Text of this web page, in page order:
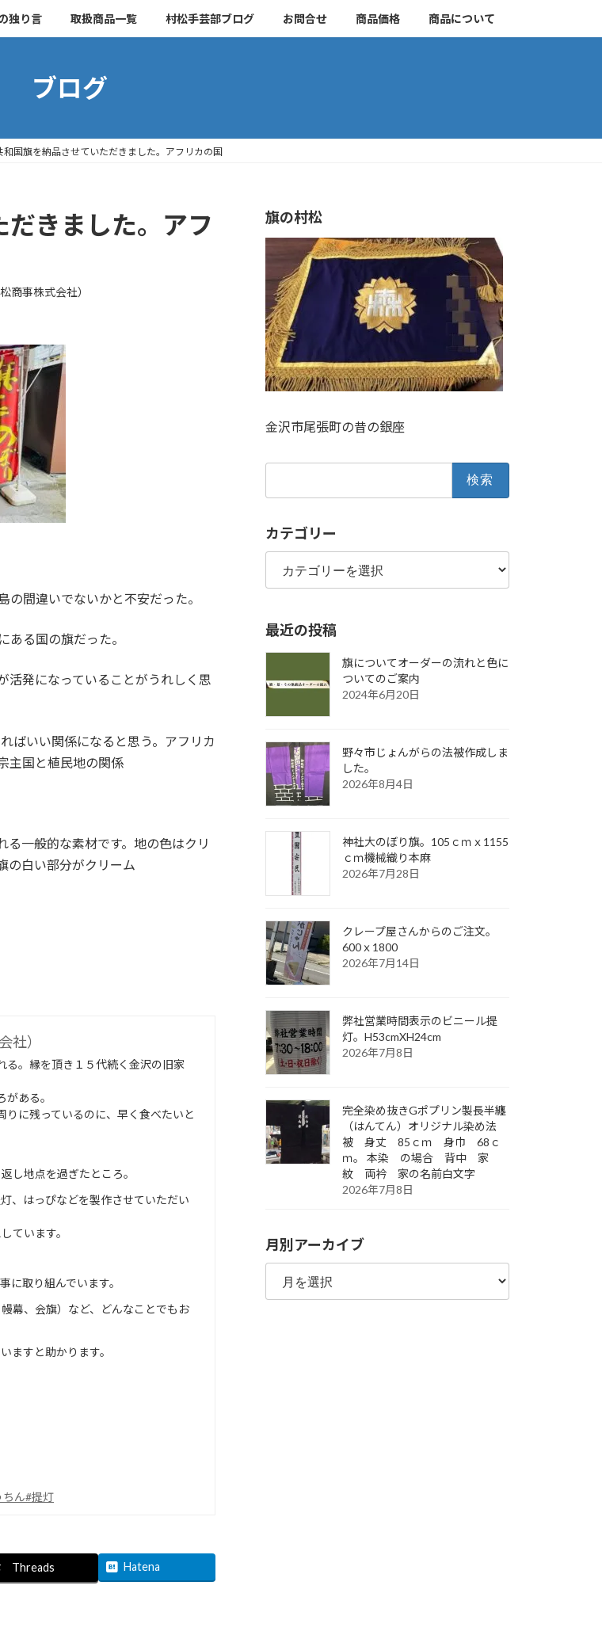
独り言 取扱商品一覧 村松手芸部ブログ お問合せ 商品価格 商品について
ブログ
和国旗を納品させていただきました。アフリカの国
きました。アフ
事株式会社）
間違いでないかと不安だった。
ある国の旗だった。
活発になっていることがうれしく思
ばいい関係になると思う。アフリカ
主国と植民地の関係
一般的な素材です。地の色はクリ
の白い部分がクリーム
）
る。縁を頂き１５代続く金沢の旧家
ある。
に残っているのに、早く食べたいと
し地点を過ぎたところ。
、はっぴなどを製作させていただい
ています。
に取り組んでいます。
幕、会旗）など、どんなことでもお
ますと助かります。
ちん#提灯
Threads Hatena
旗の村松
金沢市尾張町の昔の銀座
カテゴリー
カ
ゴ
ー
最近の投稿
旗についてオーダーの流れと色に
ついてのご案内
2024年6月20日
野々市じょんがらの法被作成しま
した。
2026年8月4日
神社大のぼり旗。105ｃｍｘ1155
ｃｍ機械織り本麻
2026年7月28日
クレープ屋さんからのご注文。
600ｘ1800
2026年7月14日
弊社営業時間表示のビニール提
灯。H53cmXH24cm
2026年7月8日
完全染め抜きGポプリン製長半纏
（はんてん）オリジナル染め法
被 身丈 85ｃｍ 身巾 68ｃ
ｍ。 本染 の場合 背中 家
紋 両衿 家の名前白文字
2026年7月8日
月別アーカイブ
月
ア